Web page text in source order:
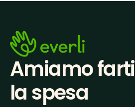
Amiamo farti
la spesa